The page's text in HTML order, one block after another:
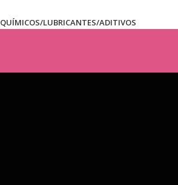
QUÍMICOS/LUBRICANTES/ADITIVOS